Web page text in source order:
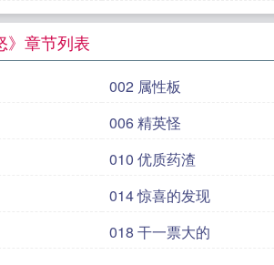
》章节列表
002 属性板
006 精英怪
010 优质药渣
014 惊喜的发现
018 干一票大的